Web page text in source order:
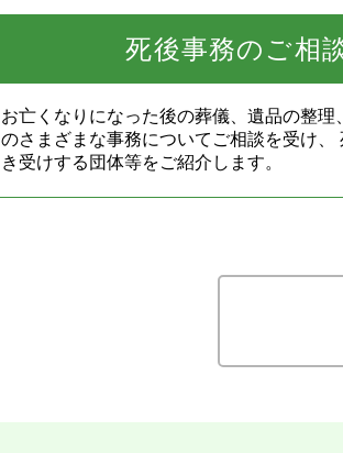
死後事務のご相
お亡くなりになった後の葬儀、遺品の整理
のさまざまな事務についてご相談を受け、
き受けする団体等をご紹介します。